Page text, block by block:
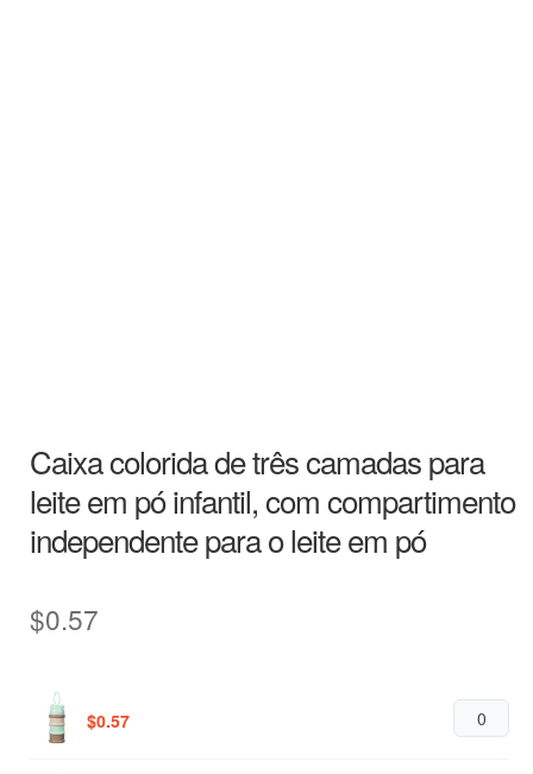
Caixa colorida de três camadas para
leite em pó infantil, com compartimento
independente para o leite em pó
$0.57
$0.57